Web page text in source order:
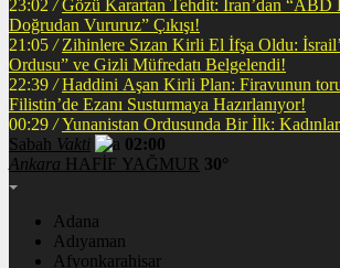
23:02 / Gözü Karartan Tehdit: İran’dan “ABD
Doğrudan Vururuz” Çıkışı!
21:05 / Zihinlere Sızan Kirli El İfşa Oldu:
Ordusu” ve Gizli Müfredatı Belgelendi!
22:39 / Haddini Aşan Kirli Plan: Firavunun
Filistin’de Ezanı Susturmaya Hazırlanıyor!
00:29 / Yunanistan Ordusunda Bir İlk:
Sabah Vakti
02:00
Ankara HAFİF YAĞMUR 30°
Adana
Adıyaman
Afyonkarahisar